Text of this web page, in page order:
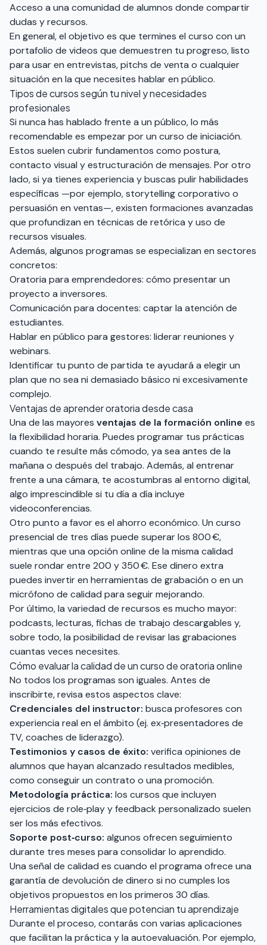
Acceso a una comunidad de alumnos donde compartir
dudas y recursos.
En general, el objetivo es que termines el curso con un
portafolio de videos que demuestren tu progreso, listo
para usar en entrevistas, pitchs de venta o cualquier
situación en la que necesites hablar en público.
Tipos de cursos según tu nivel y necesidades
profesionales
Si nunca has hablado frente a un público, lo más
recomendable es empezar por un curso de iniciación.
Estos suelen cubrir fundamentos como postura,
contacto visual y estructuración de mensajes. Por otro
lado, si ya tienes experiencia y buscas pulir habilidades
específicas —por ejemplo, storytelling corporativo o
persuasión en ventas—, existen formaciones avanzadas
que profundizan en técnicas de retórica y uso de
recursos visuales.
Además, algunos programas se especializan en sectores
concretos:
Oratoria para emprendedores: cómo presentar un
proyecto a inversores.
Comunicación para docentes: captar la atención de
estudiantes.
Hablar en público para gestores: liderar reuniones y
webinars.
Identificar tu punto de partida te ayudará a elegir un
plan que no sea ni demasiado básico ni excesivamente
complejo.
Ventajas de aprender oratoria desde casa
Una de las mayores ventajas de la formación online es
la flexibilidad horaria. Puedes programar tus prácticas
cuando te resulte más cómodo, ya sea antes de la
mañana o después del trabajo. Además, al entrenar
frente a una cámara, te acostumbras al entorno digital,
algo imprescindible si tu día a día incluye
videoconferencias.
Otro punto a favor es el ahorro económico. Un curso
presencial de tres días puede superar los 800 €,
mientras que una opción online de la misma calidad
suele rondar entre 200 y 350 €. Ese dinero extra
puedes invertir en herramientas de grabación o en un
micrófono de calidad para seguir mejorando.
Por último, la variedad de recursos es mucho mayor:
podcasts, lecturas, fichas de trabajo descargables y,
sobre todo, la posibilidad de revisar las grabaciones
cuantas veces necesites.
Cómo evaluar la calidad de un curso de oratoria online
No todos los programas son iguales. Antes de
inscribirte, revisa estos aspectos clave:
Credenciales del instructor: busca profesores con
experiencia real en el ámbito (ej. ex‑presentadores de
TV, coaches de liderazgo).
Testimonios y casos de éxito: verifica opiniones de
alumnos que hayan alcanzado resultados medibles,
como conseguir un contrato o una promoción.
Metodología práctica: los cursos que incluyen
ejercicios de role‑play y feedback personalizado suelen
ser los más efectivos.
Soporte post‑curso: algunos ofrecen seguimiento
durante tres meses para consolidar lo aprendido.
Una señal de calidad es cuando el programa ofrece una
garantía de devolución de dinero si no cumples los
objetivos propuestos en los primeros 30 días.
Herramientas digitales que potencian tu aprendizaje
Durante el proceso, contarás con varias aplicaciones
que facilitan la práctica y la autoevaluación. Por ejemplo,